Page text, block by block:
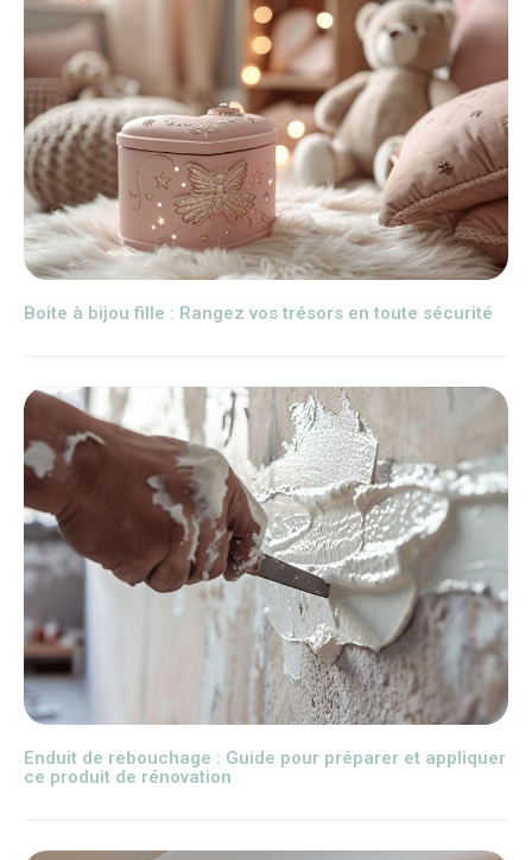
Boite à bijou fille : Rangez vos trésors en toute sécurité
Enduit de rebouchage : Guide pour préparer et appliquer
ce produit de rénovation